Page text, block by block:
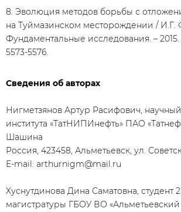
8. Эволюция методов борьбы с
на Туймазинском месторождении / И.Г.
Фундаментальные исследования. – 2015.
5573-5576.
Сведения об авторах
Нигметзянов Артур Расифович,
института «ТатНИПИнефть» ПАО
Шашина
Россия, 423458, Альметьевск, ул.
E-mail: arthurnigm@mail.ru
Хуснутдинова Дина Саматовна, студент
магистратуры ГБОУ ВО «Альметьевский